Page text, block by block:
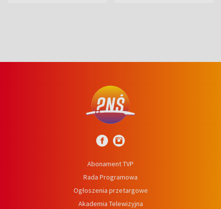
Abonament TVP
Rada Programowa
Ogłoszenia przetargowe
Akademia Telewizyjna